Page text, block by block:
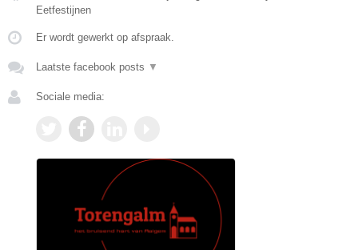
Eetfestijnen
Er wordt gewerkt op afspraak.
Laatste facebook posts ▼
Sociale media: